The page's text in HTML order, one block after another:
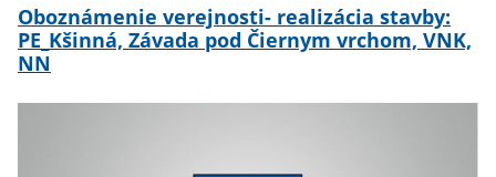
Oboznámenie verejnosti- realizácia stavby:
PE_Kšinná, Závada pod Čiernym vrchom, VNK,
NN